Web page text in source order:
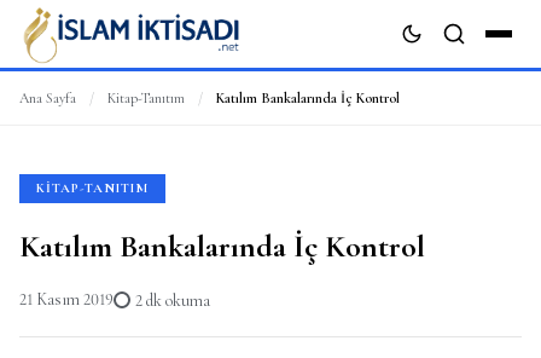
Ana Sayfa / Kitap-Tanıtım / Katılım Bankalarında İç Kontrol
KITAP-TANITIM
Katılım Bankalarında İç Kontrol
21 Kasım 2019 2 dk okuma